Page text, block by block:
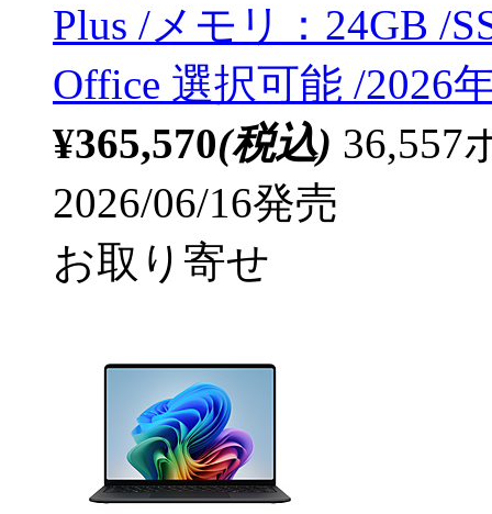
Plus /メモリ：24GB /
Office 選択可能 /2026
¥365,570(税込) 36,557
2026/06/16発売
お取り寄せ